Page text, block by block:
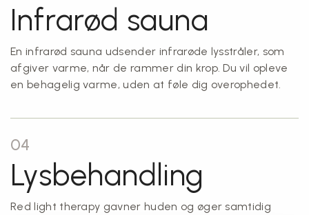
Infrarød sauna
En infrarød sauna udsender infrarøde lysstråler, som
afgiver varme, når de rammer din krop. Du vil opleve
en behagelig varme, uden at føle dig overophedet.
04
Lysbehandling
Red light therapy gavner huden og øger samtidig